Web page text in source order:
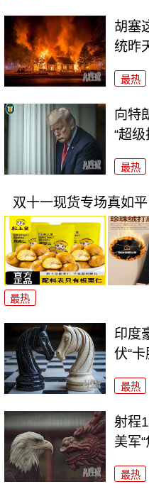
胡塞
统昨
最热
向特
“超
最热
双十一现货专场真如
最热
印度
伏“卡
最热
射程
美军“
最热